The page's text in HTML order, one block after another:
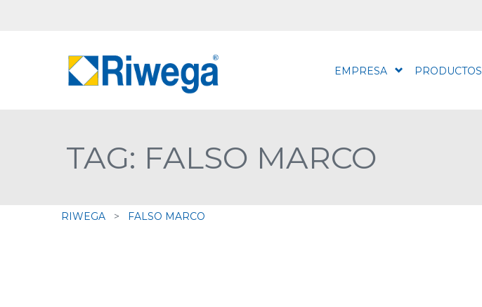
EMPRESA PRODUCTOS
TAG: FALSO MARCO
RIWEGA > FALSO MARCO